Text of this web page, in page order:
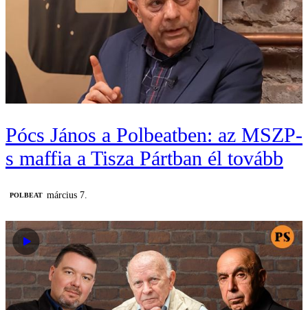
Pócs János a Polbeatben: az MSZP-
s maffia a Tisza Pártban él tovább
‎POLBEAT március 7.